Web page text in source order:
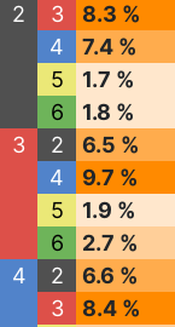
2
3
8.3 %
4
7.4 %
5
1.7 %
6
1.8 %
3
2
6.5 %
4
9.7 %
5
1.9 %
6
2.7 %
4
2
6.6 %
3
8.4 %